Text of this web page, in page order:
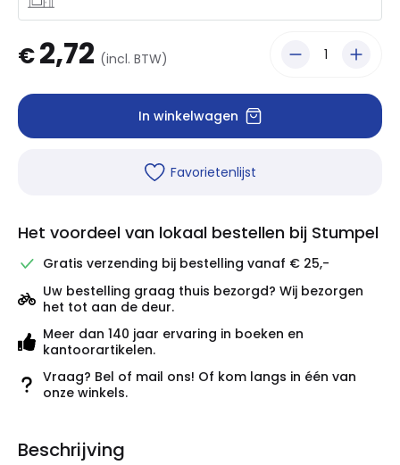
€2,72 (incl. BTW)
In winkelwagen
Favorietenlijst
Het voordeel van lokaal bestellen bij Stumpel
Gratis verzending bij bestelling vanaf € 25,-
Uw bestelling graag thuis bezorgd? Wij bezorgen
het tot aan de deur.
Meer dan 140 jaar ervaring in boeken en
kantoorartikelen.
Vraag? Bel of mail ons! Of kom langs in één van
onze winkels.
Beschrijving